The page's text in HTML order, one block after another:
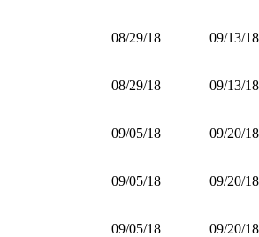
08/29/18 09/13/18
08/29/18 09/13/18
09/05/18 09/20/18
09/05/18 09/20/18
09/05/18 09/20/18